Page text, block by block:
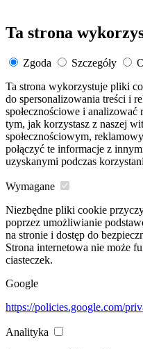
Ta strona
Zgoda Szczegóły
Ta strona wykorzystuje pliki
do spersonalizowania treści i
społecznościowe i
tym, jak korzystasz z naszej
społecznościowym,
połączyć te informacje z
uzyskanymi podczas
Wymagane
Niezbędne pliki cookie
poprzez umożliwianie
na stronie i dostęp do
Strona internetowa nie może
ciasteczek.
Google
https://policies.google.com/
Analityka